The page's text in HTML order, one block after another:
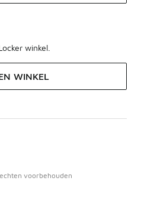
winkel.
WINKEL
voorbehouden